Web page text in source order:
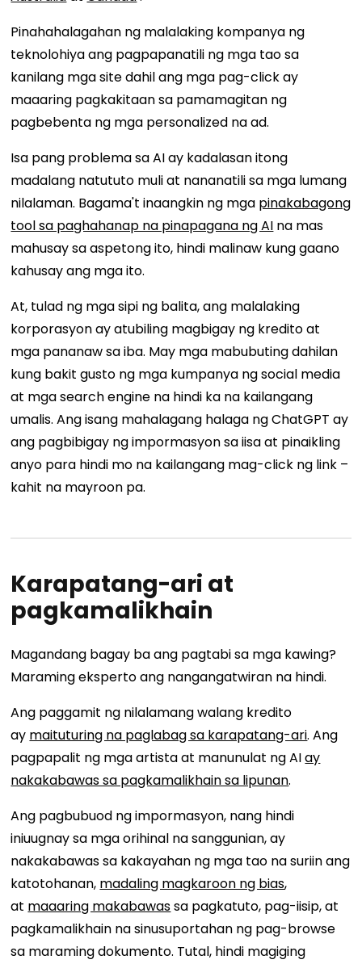
Pinahahalagahan ng malalaking kompanya ng
teknolohiya ang pagpapanatili ng mga tao sa
kanilang mga site dahil ang mga pag-click ay
maaaring pagkakitaan sa pamamagitan ng
pagbebenta ng mga personalized na ad.
Isa pang problema sa AI ay kadalasan itong
madalang natututo muli at nananatili sa mga lumang
nilalaman. Bagama't inaangkin ng mga pinakabagong
tool sa paghahanap na pinapagana ng AI na mas
mahusay sa aspetong ito, hindi malinaw kung gaano
kahusay ang mga ito.
At, tulad ng mga sipi ng balita, ang malalaking
korporasyon ay atubiling magbigay ng kredito at
mga pananaw sa iba. May mga mabubuting dahilan
kung bakit gusto ng mga kumpanya ng social media
at mga search engine na hindi ka na kailangang
umalis. Ang isang mahalagang halaga ng ChatGPT ay
ang pagbibigay ng impormasyon sa iisa at pinaikling
anyo para hindi mo na kailangang mag-click ng link –
kahit na mayroon pa.
Karapatang-ari at
pagkamalikhain
Magandang bagay ba ang pagtabi sa mga kawing?
Maraming eksperto ang nangangatwiran na hindi.
Ang paggamit ng nilalamang walang kredito
ay maituturing na paglabag sa karapatang-ari. Ang
pagpapalit ng mga artista at manunulat ng AIay
nakakabawas sa pagkamalikhain sa lipunan.
Ang pagbubuod ng impormasyon, nang hindi
iniuugnay sa mga orihinal na sanggunian, ay
nakakabawas sa kakayahan ng mga tao na suriin ang
katotohanan, madaling magkaroon ng bias,
at maaaring makabawassa pagkatuto, pag-iisip, at
pagkamalikhain na sinusuportahan ng pag-browse
sa maraming dokumento. Tutal, hindi magiging